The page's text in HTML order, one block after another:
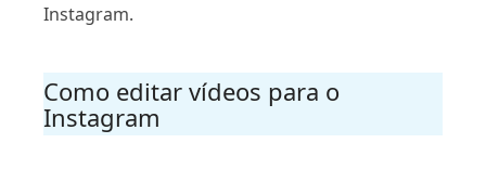
Instagram.
Como editar vídeos para o
Instagram